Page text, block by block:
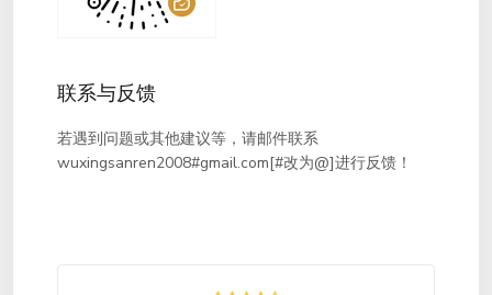
联系与反馈
若遇到问题或其他建议等，请邮件联系
wuxingsanren2008#gmail.com[#改为@]进行反馈！